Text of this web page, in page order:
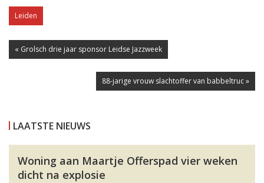
Leiden
« Grolsch drie jaar sponsor Leidse Jazzweek
88-jarige vrouw slachtoffer van babbeltruc »
LAATSTE NIEUWS
Woning aan Maartje Offerspad vier weken
dicht na explosie